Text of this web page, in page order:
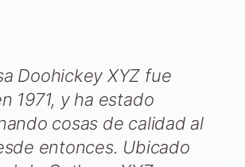
Doohickey XYZ fue
1971, y ha estado
cosas de calidad al
entonces. Ubicado